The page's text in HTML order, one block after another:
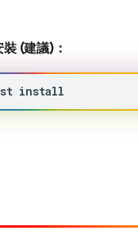
裝 (建議)：
install